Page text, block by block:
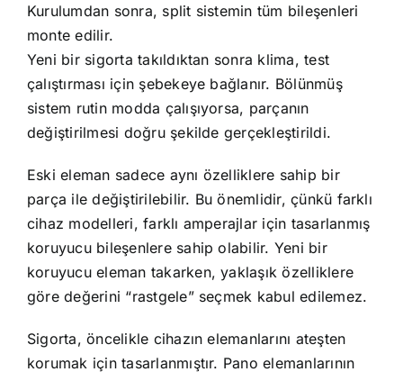
Kurulumdan sonra, split sistemin tüm bileşenleri
monte edilir.
Yeni bir sigorta takıldıktan sonra klima, test
çalıştırması için şebekeye bağlanır. Bölünmüş
sistem rutin modda çalışıyorsa, parçanın
değiştirilmesi doğru şekilde gerçekleştirildi.
Eski eleman sadece aynı özelliklere sahip bir
parça ile değiştirilebilir. Bu önemlidir, çünkü farklı
cihaz modelleri, farklı amperajlar için tasarlanmış
koruyucu bileşenlere sahip olabilir. Yeni bir
koruyucu eleman takarken, yaklaşık özelliklere
göre değerini “rastgele” seçmek kabul edilemez.
Sigorta, öncelikle cihazın elemanlarını ateşten
korumak için tasarlanmıştır. Pano elemanlarının